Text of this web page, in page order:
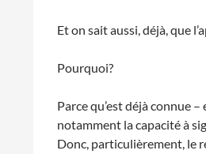
Et on sait aussi, déjà, que
Pourquoi?
Parce qu’est déjà connue
notamment la capacité à
Donc, particulièrement, le